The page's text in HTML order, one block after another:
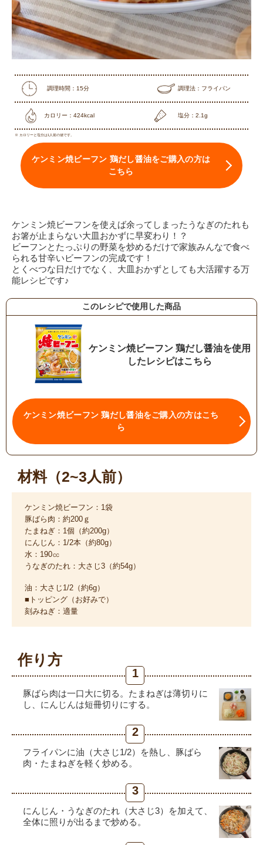
調理時間：15分 調理法：フライパン
カロリー：424kcal 塩分：2.1g
※ カロリーと塩分は1人前の値です。
ケンミン焼ビーフン 鶏だし醤油をご購入の方は
こちら
ケンミン焼ビーフンを使えば余ってしまったうなぎのたれも
お箸が止まらない大皿おかずに早変わり！？
ビーフンとたっぷりの野菜を炒めるだけで家族みんなで食べ
られる甘辛いビーフンの完成です！
とくべつな日だけでなく、大皿おかずとしても大活躍する万
能レシピです♪
このレシピで使用した商品
ケンミン焼ビーフン 鶏だし醤油を使用
したレシピはこちら
ケンミン焼ビーフン 鶏だし醤油をご購入の方はこち
ら
材料（2~3人前）
ケンミン焼ビーフン：1袋
豚ばら肉：約200ｇ
たまねぎ：1個（約200g）
にんじん：1/2本（約80g）
水：190㏄
うなぎのたれ：大さじ3（約54g）
油：大さじ1/2（約6g）
■トッピング（お好みで）
刻みねぎ：適量
作り方
1
豚ばら肉は一口大に切る。たまねぎは薄切りに
し、にんじんは短冊切りにする。
2
フライパンに油（大さじ1/2）を熱し、豚ばら
肉・たまねぎを軽く炒める。
3
にんじん・うなぎのたれ（大さじ3）を加えて、
全体に照りが出るまで炒める。